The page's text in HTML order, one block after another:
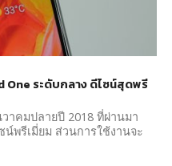
One ระดับกลาง ดีไซน์สุดพรี
าคมปลายปี 2018 ที่ผ่านมา
พรีเมี่ยม ส่วนการใช้งานจะ